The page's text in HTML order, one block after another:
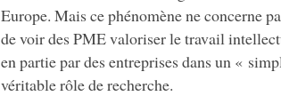
Europe. Mais ce phénomène ne concerne
de voir des PME valoriser le travail
en partie par des entreprises dans un «
véritable rôle de recherche.